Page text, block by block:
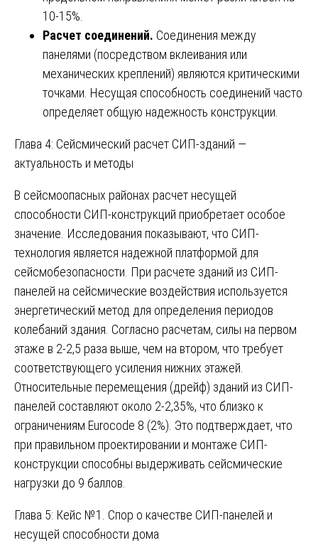
10-15%.
Расчет соединений. Соединения между
панелями (посредством вклеивания или
механических креплений) являются критическими
точками. Несущая способность соединений часто
определяет общую надежность конструкции.
Глава 4: Сейсмический расчет СИП-зданий —
актуальность и методы
В сейсмоопасных районах расчет несущей
способности СИП-конструкций приобретает особое
значение. Исследования показывают, что СИП-
технология является надежной платформой для
сейсмобезопасности. При расчете зданий из СИП-
панелей на сейсмические воздействия используется
энергетический метод для определения периодов
колебаний здания. Согласно расчетам, силы на первом
этаже в 2-2,5 раза выше, чем на втором, что требует
соответствующего усиления нижних этажей.
Относительные перемещения (дрейф) зданий из СИП-
панелей составляют около 2-2,35%, что близко к
ограничениям Eurocode 8 (2%). Это подтверждает, что
при правильном проектировании и монтаже СИП-
конструкции способны выдерживать сейсмические
нагрузки до 9 баллов.
Глава 5: Кейс №1. Спор о качестве СИП-панелей и
несущей способности дома